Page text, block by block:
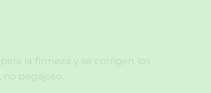
la firmeza y se corrigen los
pegajoso.